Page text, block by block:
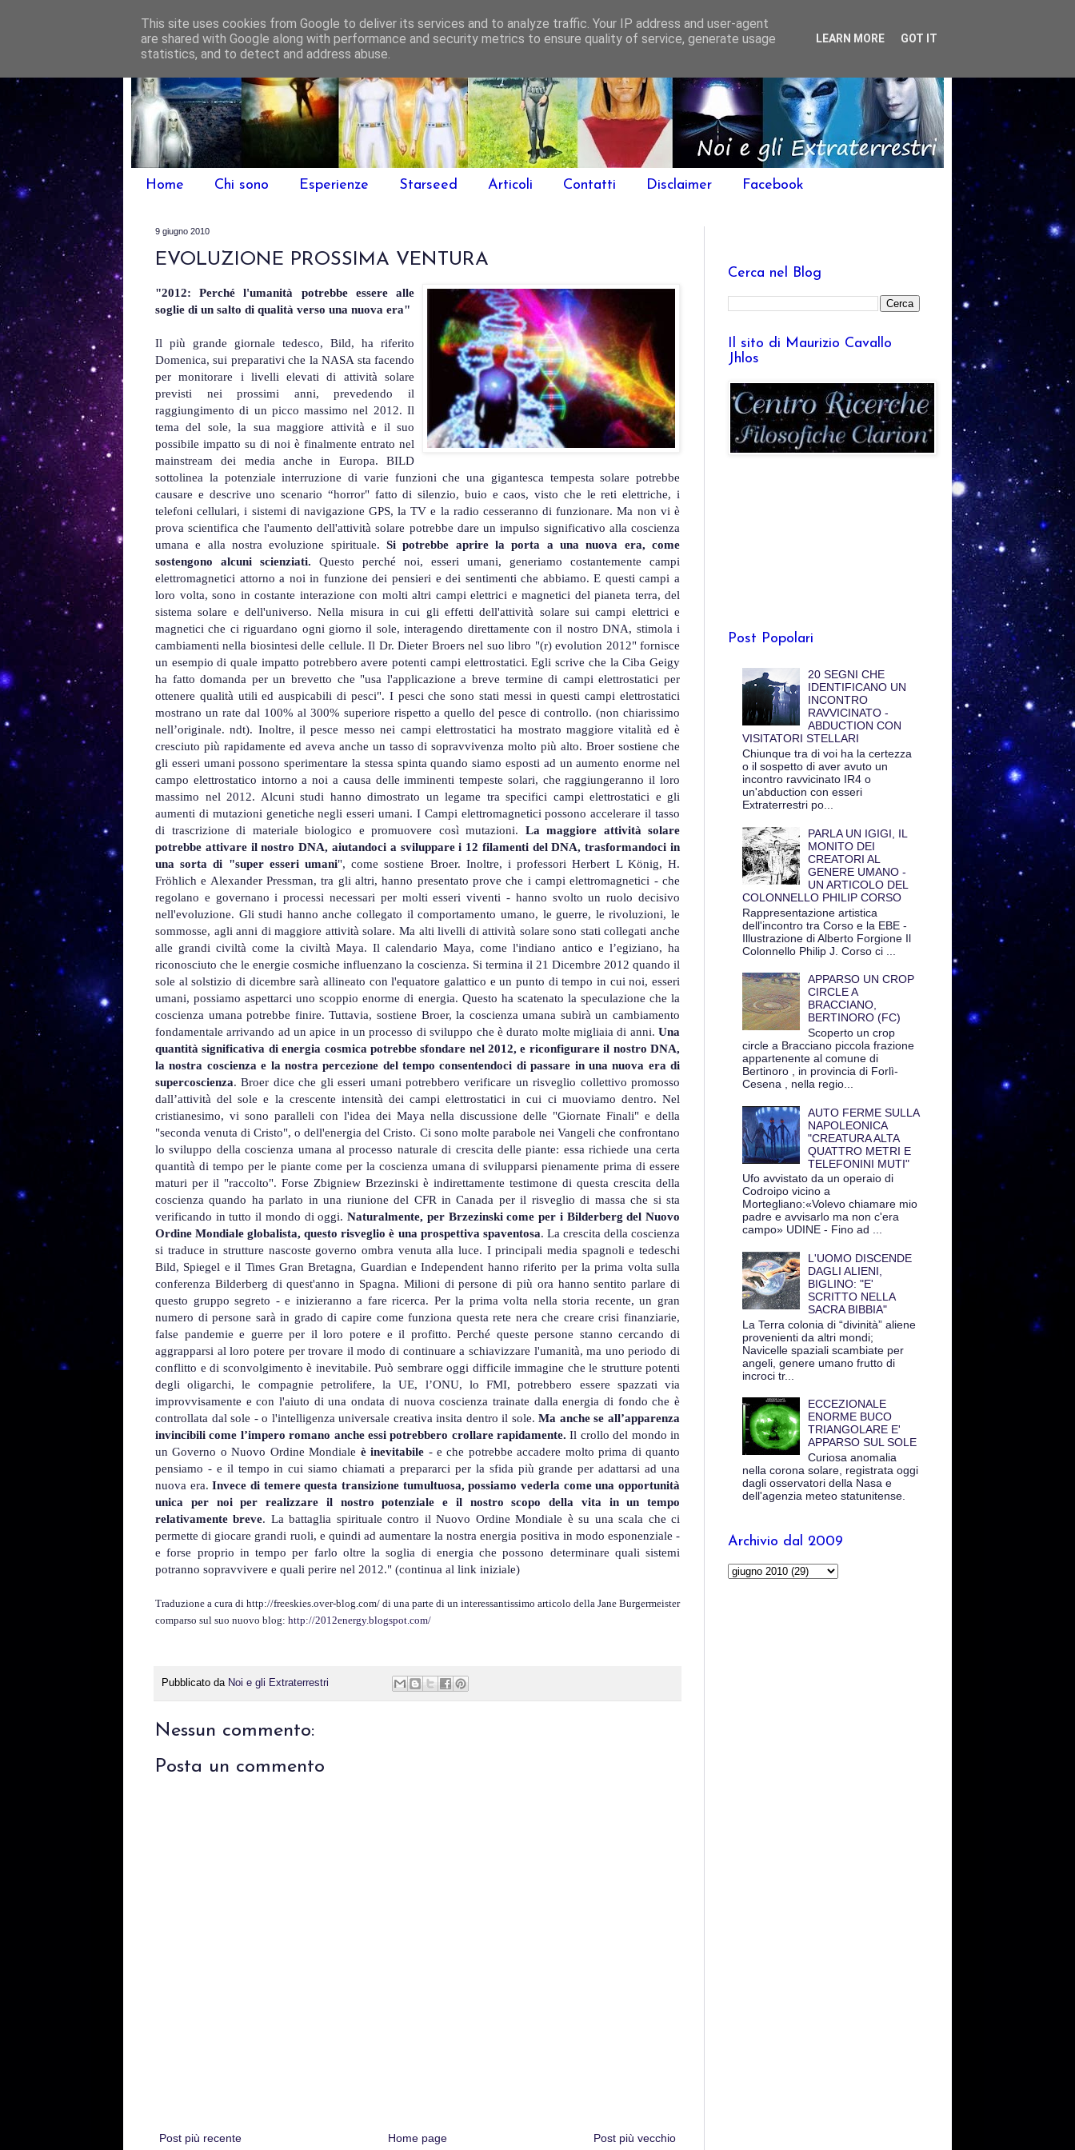
Home Chi sono Esperienze Starseed Articoli Contatti Disclaimer Facebook
9 giugno 2010
EVOLUZIONE PROSSIMA VENTURA
"2012: Perché l'umanità potrebbe essere alle
soglie di un salto di qualità verso una nuova era"
Il più grande giornale tedesco, Bild, ha riferito
Domenica, sui preparativi che la NASA sta facendo
per monitorare i livelli elevati di attività solare
previsti nei prossimi anni, prevedendo il
raggiungimento di un picco massimo nel 2012. Il
tema del sole, la sua maggiore attività e il suo
possibile impatto su di noi è finalmente entrato nel
mainstream dei media anche in Europa. BILD
sottolinea la potenziale interruzione di varie funzioni che una gigantesca tempesta solare potrebbe
causare e descrive uno scenario “horror" fatto di silenzio, buio e caos, visto che le reti elettriche, i
telefoni cellulari, i sistemi di navigazione GPS, la TV e la radio cesseranno di funzionare. Ma non vi è
prova scientifica che l'aumento dell'attività solare potrebbe dare un impulso significativo alla coscienza
umana e alla nostra evoluzione spirituale. Si potrebbe aprire la porta a una nuova era, come
sostengono alcuni scienziati. Questo perché noi, esseri umani, generiamo costantemente campi
elettromagnetici attorno a noi in funzione dei pensieri e dei sentimenti che abbiamo. E questi campi a
loro volta, sono in costante interazione con molti altri campi elettrici e magnetici del pianeta terra, del
sistema solare e dell'universo. Nella misura in cui gli effetti dell'attività solare sui campi elettrici e
magnetici che ci riguardano ogni giorno il sole, interagendo direttamente con il nostro DNA, stimola i
cambiamenti nella biosintesi delle cellule. Il Dr. Dieter Broers nel suo libro "(r) evolution 2012" fornisce
un esempio di quale impatto potrebbero avere potenti campi elettrostatici. Egli scrive che la Ciba Geigy
ha fatto domanda per un brevetto che "usa l'applicazione a breve termine di campi elettrostatici per
ottenere qualità utili ed auspicabili di pesci". I pesci che sono stati messi in questi campi elettrostatici
mostrano un rate dal 100% al 300% superiore rispetto a quello del pesce di controllo. (non chiarissimo
nell’originale. ndt). Inoltre, il pesce messo nei campi elettrostatici ha mostrato maggiore vitalità ed è
cresciuto più rapidamente ed aveva anche un tasso di sopravvivenza molto più alto. Broer sostiene che
gli esseri umani possono sperimentare la stessa spinta quando siamo esposti ad un aumento enorme nel
campo elettrostatico intorno a noi a causa delle imminenti tempeste solari, che raggiungeranno il loro
massimo nel 2012. Alcuni studi hanno dimostrato un legame tra specifici campi elettrostatici e gli
aumenti di mutazioni genetiche negli esseri umani. I Campi elettromagnetici possono accelerare il tasso
di trascrizione di materiale biologico e promuovere così mutazioni. La maggiore attività solare
potrebbe attivare il nostro DNA, aiutandoci a sviluppare i 12 filamenti del DNA, trasformandoci in
una sorta di "super esseri umani", come sostiene Broer. Inoltre, i professori Herbert L König, H.
Fröhlich e Alexander Pressman, tra gli altri, hanno presentato prove che i campi elettromagnetici - che
regolano e governano i processi necessari per molti esseri viventi - hanno svolto un ruolo decisivo
nell'evoluzione. Gli studi hanno anche collegato il comportamento umano, le guerre, le rivoluzioni, le
sommosse, agli anni di maggiore attività solare. Ma alti livelli di attività solare sono stati collegati anche
alle grandi civiltà come la civiltà Maya. Il calendario Maya, come l'indiano antico e l’egiziano, ha
riconosciuto che le energie cosmiche influenzano la coscienza. Si termina il 21 Dicembre 2012 quando il
sole al solstizio di dicembre sarà allineato con l'equatore galattico e un punto di tempo in cui noi, esseri
umani, possiamo aspettarci uno scoppio enorme di energia. Questo ha scatenato la speculazione che la
coscienza umana potrebbe finire. Tuttavia, sostiene Broer, la coscienza umana subirà un cambiamento
fondamentale arrivando ad un apice in un processo di sviluppo che è durato molte migliaia di anni. Una
quantità significativa di energia cosmica potrebbe sfondare nel 2012, e riconfigurare il nostro DNA,
la nostra coscienza e la nostra percezione del tempo consentendoci di passare in una nuova era di
supercoscienza. Broer dice che gli esseri umani potrebbero verificare un risveglio collettivo promosso
dall’attività del sole e la crescente intensità dei campi elettrostatici in cui ci muoviamo dentro. Nel
cristianesimo, vi sono paralleli con l'idea dei Maya nella discussione delle "Giornate Finali" e della
"seconda venuta di Cristo", o dell'energia del Cristo. Ci sono molte parabole nei Vangeli che confrontano
lo sviluppo della coscienza umana al processo naturale di crescita delle piante: essa richiede una certa
quantità di tempo per le piante come per la coscienza umana di svilupparsi pienamente prima di essere
maturi per il "raccolto". Forse Zbigniew Brzezinski è indirettamente testimone di questa crescita della
coscienza quando ha parlato in una riunione del CFR in Canada per il risveglio di massa che si sta
verificando in tutto il mondo di oggi.Naturalmente, per Brzezinski come per i Bilderberg del Nuovo
Ordine Mondiale globalista, questo risveglio è una prospettiva spaventosa. La crescita della coscienza
si traduce in strutture nascoste governo ombra venuta alla luce. I principali media spagnoli e tedeschi
Bild, Spiegel e il Times Gran Bretagna, Guardian e Independent hanno riferito per la prima volta sulla
conferenza Bilderberg di quest'anno in Spagna. Milioni di persone di più ora hanno sentito parlare di
questo gruppo segreto - e inizieranno a fare ricerca. Per la prima volta nella storia recente, un gran
numero di persone sarà in grado di capire come funziona questa rete nera che creare crisi finanziarie,
false pandemie e guerre per il loro potere e il profitto. Perché queste persone stanno cercando di
aggrapparsi al loro potere per trovare il modo di continuare a schiavizzare l'umanità, ma uno periodo di
conflitto e di sconvolgimento è inevitabile. Può sembrare oggi difficile immagine che le strutture potenti
degli oligarchi, le compagnie petrolifere, la UE, l’ONU, lo FMI, potrebbero essere spazzati via
improvvisamente e con l'aiuto di una ondata di nuova coscienza trainate dalla energia di fondo che è
controllata dal sole - o l'intelligenza universale creativa insita dentro il sole.Ma anche se all’apparenza
invincibili come l’impero romano anche essi potrebbero crollare rapidamente. Il crollo del mondo in
un Governo o Nuovo Ordine Mondiale è inevitabile - e che potrebbe accadere molto prima di quanto
pensiamo - e il tempo in cui siamo chiamati a prepararci per la sfida più grande per adattarsi ad una
nuova era.Invece di temere questa transizione tumultuosa, possiamo vederla come una opportunità
unica per noi per realizzare il nostro potenziale e il nostro scopo della vita in un tempo
relativamente breve. La battaglia spirituale contro il Nuovo Ordine Mondiale è su una scala che ci
permette di giocare grandi ruoli, e quindi ad aumentare la nostra energia positiva in modo esponenziale -
e forse proprio in tempo per farlo oltre la soglia di energia che possono determinare quali sistemi
potranno sopravvivere e quali perire nel 2012." (continua al link iniziale)
Traduzione a cura di http://freeskies.over-blog.com/ di una parte di un interessantissimo articolo della Jane Burgermeister
comparso sul suo nuovo blog: http://2012energy.blogspot.com/
Pubblicato da Noi e gli Extraterrestri
Nessun commento:
Posta un commento
Post più recente Post più vecchio
Home page
Cerca nel Blog
Il sito di Maurizio Cavallo
Jhlos
Post Popolari
20 SEGNI CHE
IDENTIFICANO UN
INCONTRO
RAVVICINATO -
ABDUCTION CON
VISITATORI STELLARI
Chiunque tra di voi ha la certezza
o il sospetto di aver avuto un
incontro ravvicinato IR4 o
un'abduction con esseri
Extraterrestri po...
PARLA UN IGIGI, IL
MONITO DEI
CREATORI AL
GENERE UMANO -
UN ARTICOLO DEL
COLONNELLO PHILIP CORSO
Rappresentazione artistica
dell'incontro tra Corso e la EBE -
Illustrazione di Alberto Forgione Il
Colonnello Philip J. Corso ci ...
APPARSO UN CROP
CIRCLE A
BRACCIANO,
BERTINORO (FC)
Scoperto un crop
circle a Bracciano piccola frazione
appartenente al comune di
Bertinoro , in provincia di Forlì-
Cesena , nella regio...
AUTO FERME SULLA
NAPOLEONICA
"CREATURA ALTA
QUATTRO METRI E
TELEFONINI MUTI"
Ufo avvistato da un operaio di
Codroipo vicino a
Mortegliano:«Volevo chiamare mio
padre e avvisarlo ma non c'era
campo» UDINE - Fino ad ...
L'UOMO DISCENDE
DAGLI ALIENI,
BIGLINO: "E'
SCRITTO NELLA
SACRA BIBBIA"
La Terra colonia di “divinità” aliene
provenienti da altri mondi;
Navicelle spaziali scambiate per
angeli, genere umano frutto di
incroci tr...
ECCEZIONALE
ENORME BUCO
TRIANGOLARE E'
APPARSO SUL SOLE
Curiosa anomalia
nella corona solare, registrata oggi
dagli osservatori della Nasa e
dell'agenzia meteo statunitense.
Archivio dal 2009
This site uses cookies from Google to deliver its services and to analyze traffic. Your IP address and user-agent
are shared with Google along with performance and security metrics to ensure quality of service, generate usage
statistics, and to detect and address abuse.
LEARN MORE GOT IT